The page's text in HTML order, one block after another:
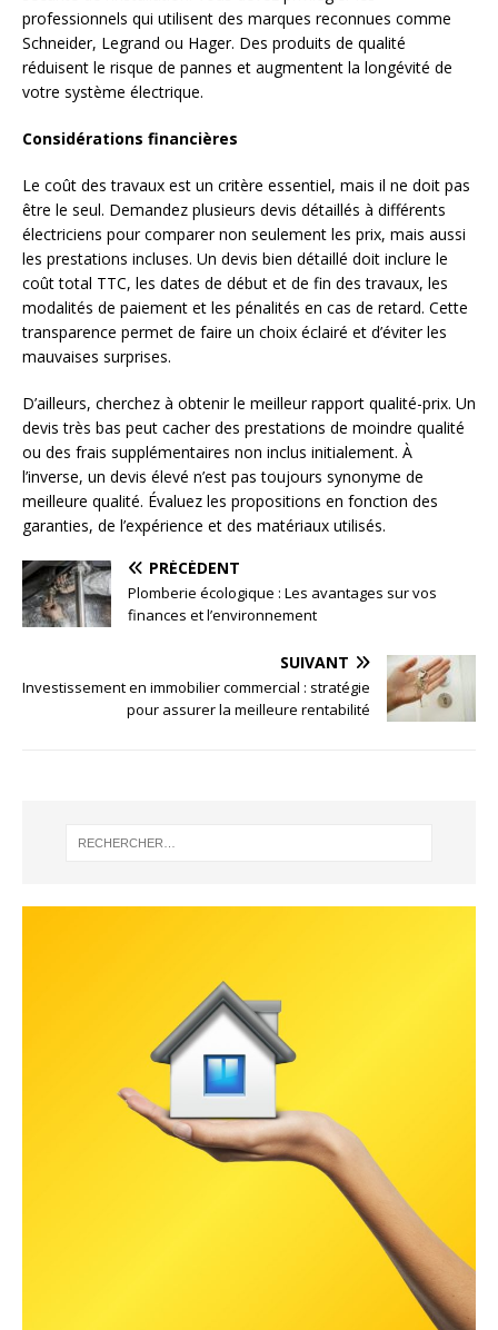
professionnels qui utilisent des marques reconnues comme
Schneider, Legrand ou Hager. Des produits de qualité
réduisent le risque de pannes et augmentent la longévité de
votre système électrique.
Considérations financières
Le coût des travaux est un critère essentiel, mais il ne doit pas
être le seul. Demandez plusieurs devis détaillés à différents
électriciens pour comparer non seulement les prix, mais aussi
les prestations incluses. Un devis bien détaillé doit inclure le
coût total TTC, les dates de début et de fin des travaux, les
modalités de paiement et les pénalités en cas de retard. Cette
transparence permet de faire un choix éclairé et d’éviter les
mauvaises surprises.
D’ailleurs, cherchez à obtenir le meilleur rapport qualité-prix. Un
devis très bas peut cacher des prestations de moindre qualité
ou des frais supplémentaires non inclus initialement. À
l’inverse, un devis élevé n’est pas toujours synonyme de
meilleure qualité. Évaluez les propositions en fonction des
garanties, de l’expérience et des matériaux utilisés.
PRÉCÉDENT
Plomberie écologique : Les avantages sur vos
finances et l’environnement
SUIVANT
Investissement en immobilier commercial : stratégie
pour assurer la meilleure rentabilité